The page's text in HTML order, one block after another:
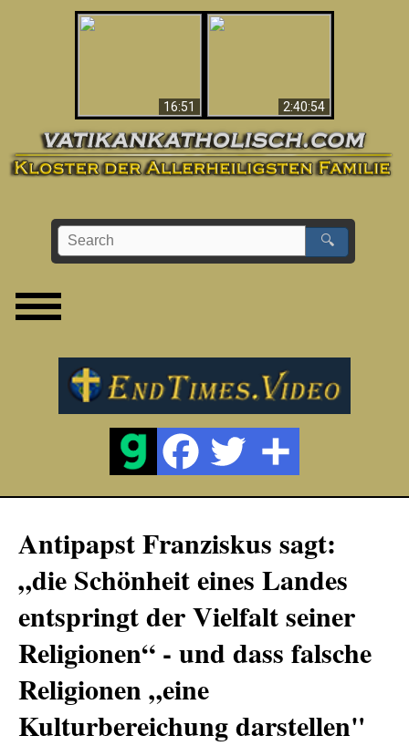
16:51
2:40:54
🔍
Antipapst Franziskus sagt:
„die Schönheit eines Landes
entspringt der Vielfalt seiner
Religionen“ - und dass falsche
Religionen „eine
Kulturbereichung darstellen"